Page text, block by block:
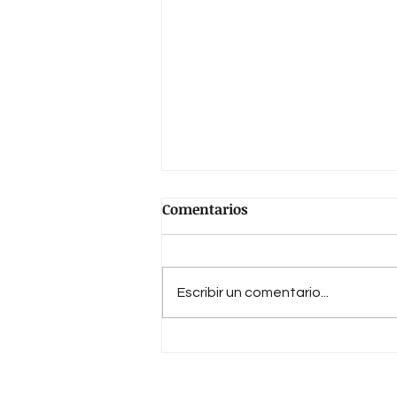
Comentarios
Escribir un comentario...